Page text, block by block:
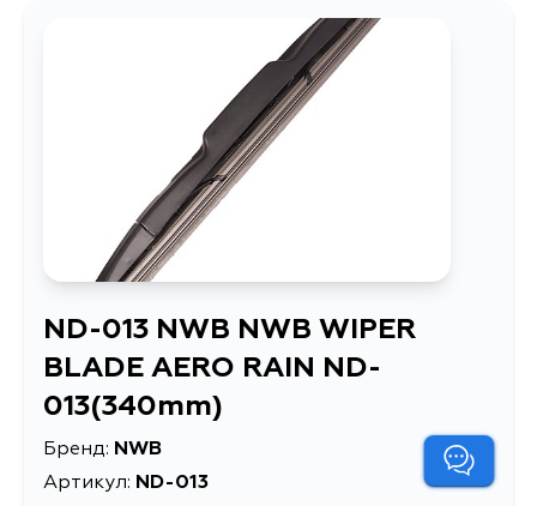
ND-013 NWB NWB WIPER
BLADE AERO RAIN ND-
013(340mm)
Бренд: NWB
Артикул: ND-013